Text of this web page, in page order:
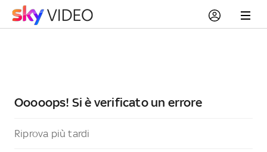
Ooooops! Si è verificato un errore
Riprova più tardi